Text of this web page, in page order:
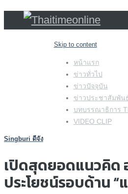
Skip to content
หน้าแรก
ข่าวทั่วไป
ข่าวปัจจุบัน
ข่าวประชาสัมพัน
บทบรรณาธิการ
VIDEO CLIP
Singburi ดีจัง
เปิดสุดยอดแนวคิด
ประโยชน์รอบด้าน